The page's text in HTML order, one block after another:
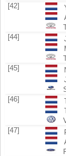
[42]
[44]
[45]
[46]
[47]